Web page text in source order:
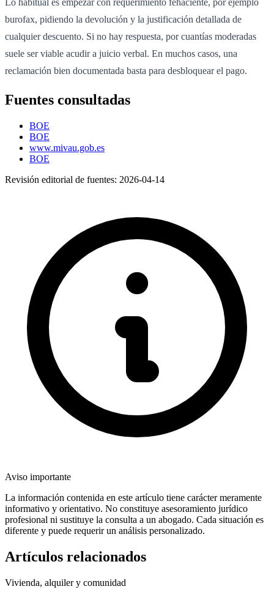
Lo habitual es empezar con requerimiento fehaciente, por ejemplo
burofax, pidiendo la devolución y la justificación detallada de
cualquier descuento. Si no hay respuesta, por cuantías moderadas
suele ser viable acudir a juicio verbal. En muchos casos, una
reclamación bien documentada basta para desbloquear el pago.
Fuentes consultadas
BOE
BOE
www.mivau.gob.es
BOE
Revisión editorial de fuentes: 2026-04-14
Aviso importante
La información contenida en este artículo tiene carácter meramente
informativo y orientativo. No constituye asesoramiento jurídico
profesional ni sustituye la consulta a un abogado. Cada situación es
diferente y puede requerir un análisis personalizado.
Artículos relacionados
Vivienda, alquiler y comunidad